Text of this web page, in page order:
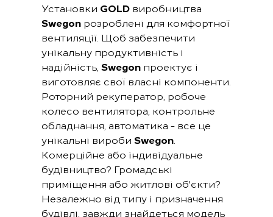
Установки GOLD виробництва
Swegon розроблені для комфортної
вентиляції. Щоб забезпечити
унікальну продуктивність і
надійність, Swegon проектує і
виготовляє свої власні компоненти.
Роторний рекуператор, робоче
колесо вентилятора, контрольне
обладнання, автоматика - все це
унікальні вироби Swegon.
Комерційне або індивідуальне
будівництво? Громадські
приміщення або житлові об'єкти?
Незалежно від типу і призначення
будівлі, завжди знайдеться модель